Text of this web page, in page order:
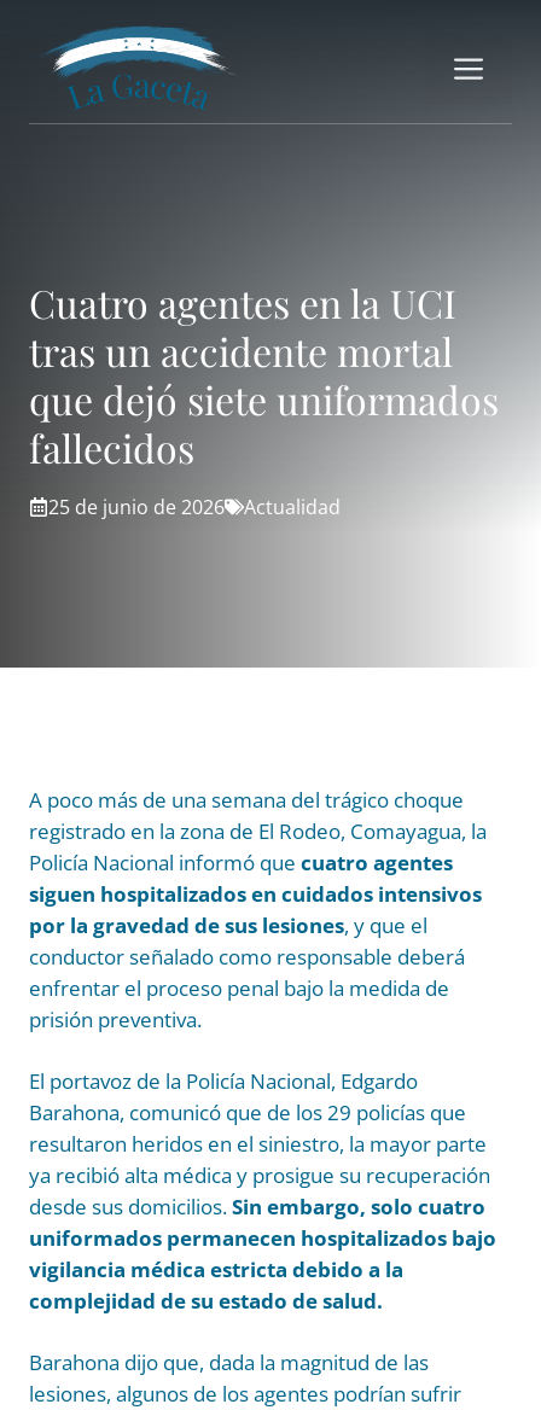
contenido
Cuatro agentes en la UCI
tras un accidente mortal
que dejó siete uniformados
fallecidos
25 de junio de 2026 Actualidad
A poco más de una semana del trágico choque
registrado en la zona de El Rodeo, Comayagua, la
Policía Nacional informó que cuatro agentes
siguen hospitalizados en cuidados intensivos
por la gravedad de sus lesiones, y que el
conductor señalado como responsable deberá
enfrentar el proceso penal bajo la medida de
prisión preventiva.
El portavoz de la Policía Nacional, Edgardo
Barahona, comunicó que de los 29 policías que
resultaron heridos en el siniestro, la mayor parte
ya recibió alta médica y prosigue su recuperación
desde sus domicilios.Sin embargo, solo cuatro
uniformados permanecen hospitalizados bajo
vigilancia médica estricta debido a la
complejidad de su estado de salud.
Barahona dijo que, dada la magnitud de las
lesiones, algunos de los agentes podrían sufrir